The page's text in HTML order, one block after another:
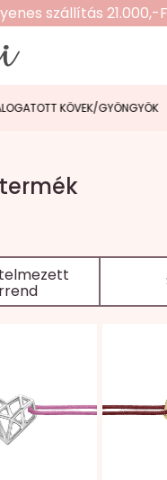
szállítás
KÖVEK/GYÖNGYÖK